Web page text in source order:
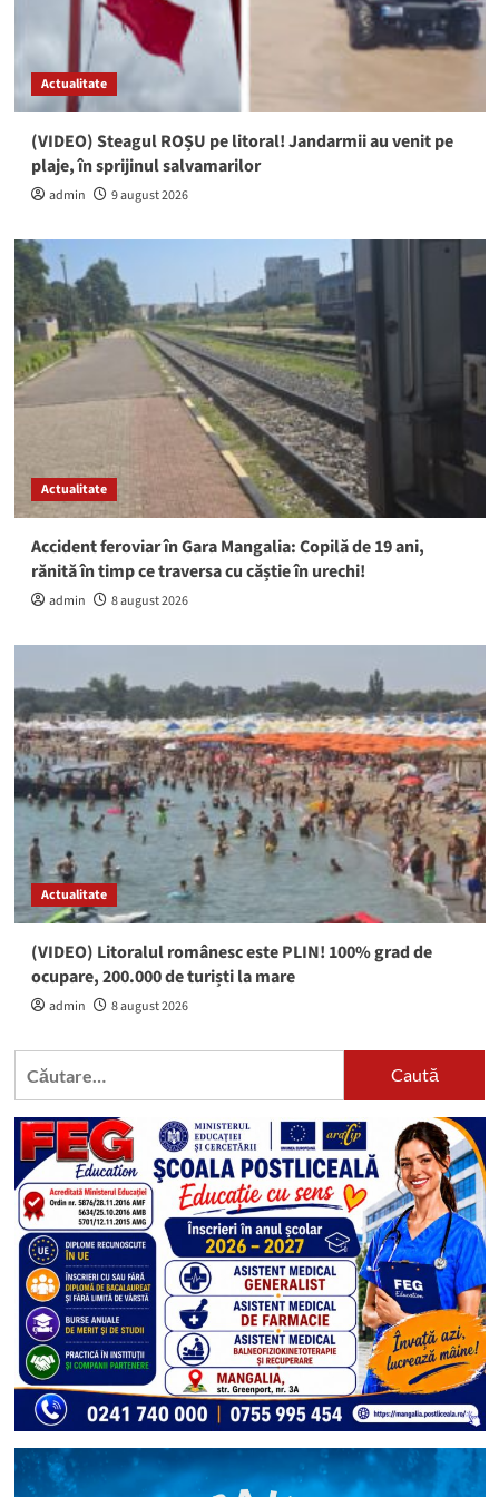
Actualitate
(VIDEO) Steagul ROȘU pe litoral! Jandarmii au venit pe
plaje, în sprijinul salvamarilor
admin 9 august 2026
Actualitate
Accident feroviar în Gara Mangalia: Copilă de 19 ani,
rănită în timp ce traversa cu căștie în urechi!
admin 8 august 2026
Actualitate
(VIDEO) Litoralul românesc este PLIN! 100% grad de
ocupare, 200.000 de turiști la mare
admin 8 august 2026